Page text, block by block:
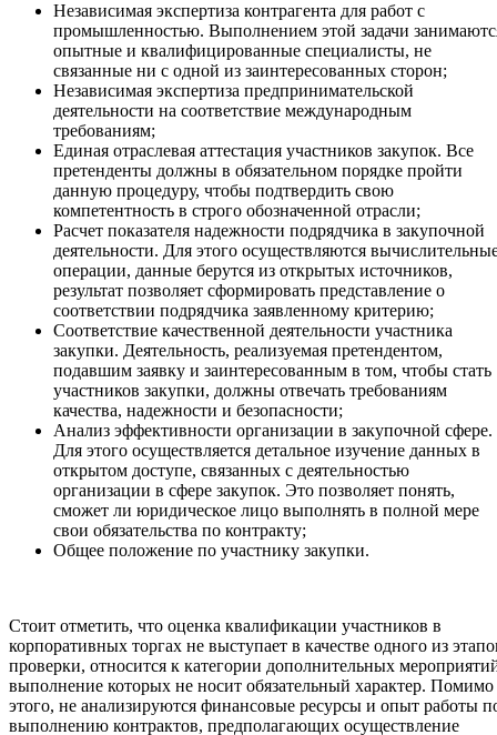
Независимая экспертиза контрагента для работ с
промышленностью. Выполнением этой задачи
опытные и квалифицированные специалисты, не
связанные ни с одной из заинтересованных сторон;
Независимая экспертиза предпринимательской
деятельности на соответствие международным
требованиям;
Единая отраслевая аттестация участников закупок. Все
претенденты должны в обязательном порядке пройти
данную процедуру, чтобы подтвердить свою
компетентность в строго обозначенной отрасли;
Расчет показателя надежности подрядчика в закупочной
деятельности. Для этого осуществляются
операции, данные берутся из открытых источников,
результат позволяет сформировать представление о
соответствии подрядчика заявленному критерию;
Соответствие качественной деятельности участника
закупки. Деятельность, реализуемая претендентом,
подавшим заявку и заинтересованным в том, чтобы стать
участников закупки, должны отвечать требованиям
качества, надежности и безопасности;
Анализ эффективности организации в закупочной сфере.
Для этого осуществляется детальное изучение данных в
открытом доступе, связанных с деятельностью
организации в сфере закупок. Это позволяет понять,
сможет ли юридическое лицо выполнять в полной мере
свои обязательства по контракту;
Общее положение по участнику закупки.
Стоит отметить, что оценка квалификации участников в
корпоративных торгах не выступает в качестве одного из
проверки, относится к категории дополнительных
выполнение которых не носит обязательный характер. Помимо
этого, не анализируются финансовые ресурсы и опыт работы
выполнению контрактов, предполагающих осуществление